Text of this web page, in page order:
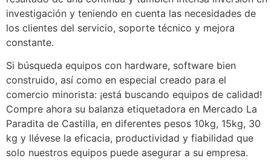
investigación y teniendo en cuenta las necesidades de
los clientes del servicio, soporte técnico y mejora
constante.
Si búsqueda equipos con hardware, software bien
construido, así como en especial creado para el
comercio minorista: ¡está buscando equipos de calidad!
Compre ahora su balanza etiquetadora en Mercado La
Paradita de Castilla, en diferentes pesos 10kg, 15kg, 30
kg y llévese la eficacia, productividad y fiabilidad que
solo nuestros equipos puede asegurar a su empresa.